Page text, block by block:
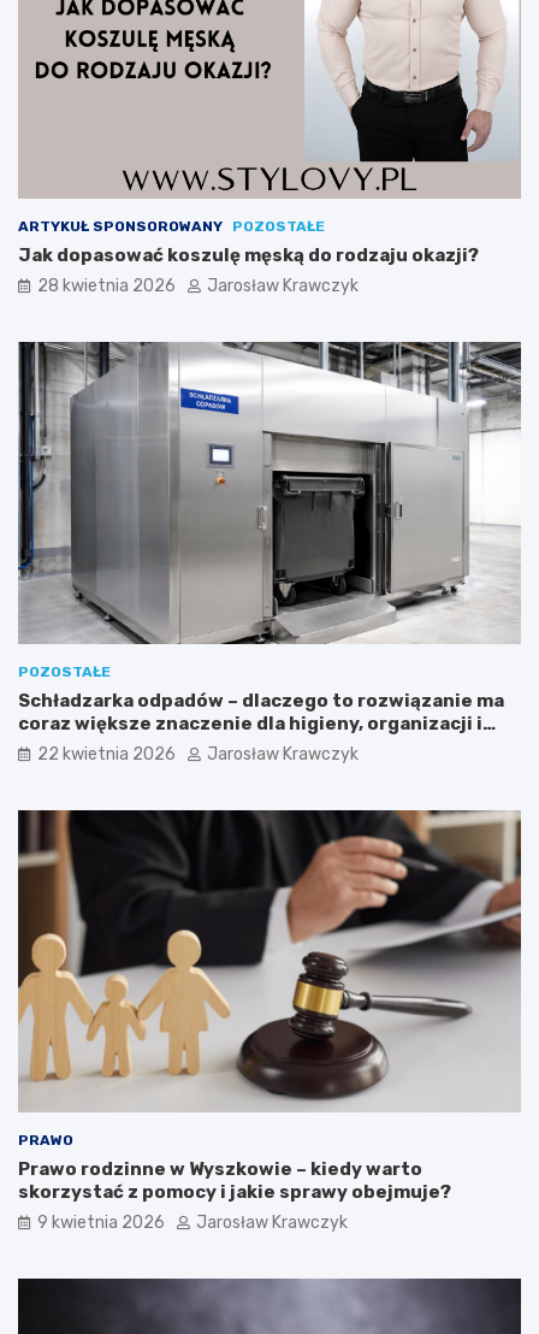
ARTYKUŁ SPONSOROWANY POZOSTAŁE
Jak dopasować koszulę męską do rodzaju okazji?
28 kwietnia 2026 Jarosław Krawczyk
POZOSTAŁE
Schładzarka odpadów – dlaczego to rozwiązanie ma
coraz większe znaczenie dla higieny, organizacji i
wygody pracy?
22 kwietnia 2026 Jarosław Krawczyk
PRAWO
Prawo rodzinne w Wyszkowie – kiedy warto
skorzystać z pomocy i jakie sprawy obejmuje?
9 kwietnia 2026 Jarosław Krawczyk